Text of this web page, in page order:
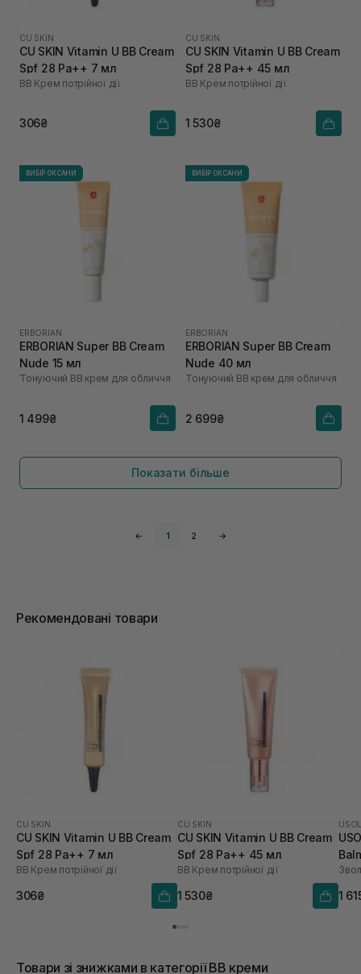
CU SKIN
CU SKIN Vitamin U BB Cream
Spf 28 Pa++ 7 мл
BB Крем потрійної дії
306₴
CU SKIN
CU SKIN Vitamin U BB Cream
Spf 28 Pa++ 45 мл
BB Крем потрійної дії
1 530₴
ВИБІР ОКСАНИ
ERBORIAN
ERBORIAN Super ВВ Cream
Nude 15 мл
Тонуючий BB крем для обличчя
1 499₴
ВИБІР ОКСАНИ
ERBORIAN
ERBORIAN Super ВВ Cream
Nude 40 мл
Тонуючий BB крем для обличчя
2 699₴
Показати більше
← 1 2 →
Рекомендовані товари
CU SKIN
CU SKIN Vitamin U BB Cream
Spf 28 Pa++ 7 мл
BB Крем потрійної дії
306₴
CU SKIN
CU SKIN Vitamin U BB Cream
Spf 28 Pa++ 45 мл
BB Крем потрійної дії
1 530₴ 1
Товари зі знижками в категорії BB креми